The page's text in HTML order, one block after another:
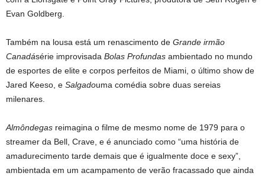
Evan Goldberg.
Também na lousa está um renascimento de Grande irmão
Canadásérie improvisada Bolas Profundas ambientado no mundo
de esportes de elite e corpos perfeitos de Miami, o último show de
Jared Keeso, e Salgadouma comédia sobre duas sereias
milenares.
Almôndegas reimagina o filme de mesmo nome de 1979 para o
streamer da Bell, Crave, e é anunciado como “uma história de
amadurecimento tarde demais que é igualmente doce e sexy”,
ambientada em um acampamento de verão fracassado que ainda